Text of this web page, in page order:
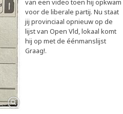
van een video toen hij opkwam
voor de liberale partij. Nu staat
jij provinciaal opnieuw op de
lijst van Open Vld, lokaal komt
hij op met de éénmanslijst
Graag!.